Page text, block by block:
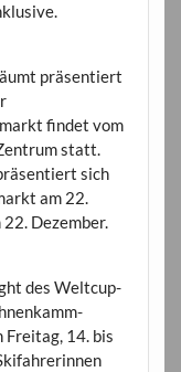
präsentiert
findet vom
statt.
sich
am 22.
Dezember.
des Weltcup-
Freitag, 14. bis